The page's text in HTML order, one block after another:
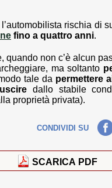
l’automobilista rischia di
fino a quattro anni.
quando non c’è alcun
ma soltanto
tale da permettere
dallo stabile
proprietà privata).
CONDIVIDI SU
SCARICA PDF